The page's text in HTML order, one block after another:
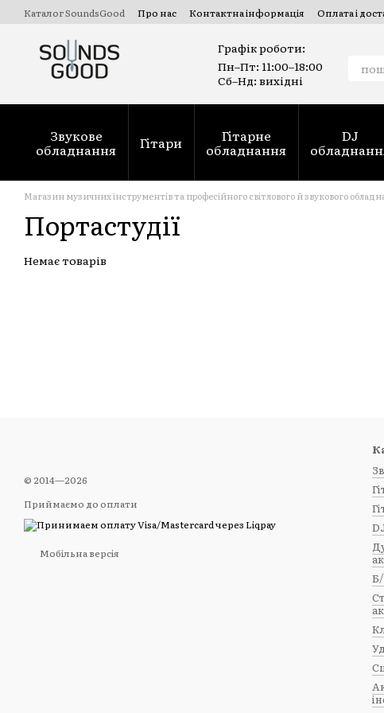
Перейти до основного вмісту
Каталог SoundsGood Про нас Контактна інформація Оплата і
Графік роботи:
Пн–Пт: 11:00–18:00
Сб–Нд: вихідні
Звукове
обладнання Гітари Гітарне
обладнання
DJ
Магазин музичних інструментів та професійного світлового й звукового
Портастудії
Немає товарів
© 2014—2026
Приймаємо до оплати
Мобільна версія
Б/